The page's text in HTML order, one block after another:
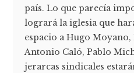
país. Lo que parecía
logrará la iglesia que
espacio a Hugo
Antonio Caló, Pablo
jerarcas sindicales